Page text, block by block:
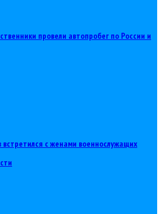
провели автопробег по России и
с женами военнослужащих